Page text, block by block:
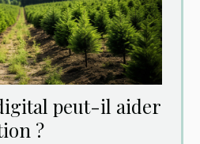
peut-il aider
?